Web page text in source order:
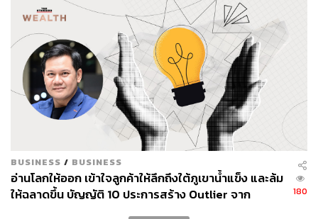
BUSINESS / BUSINESS
อ่านโลกให้ออก เข้าใจลูกค้าให้ลึกถึงใต้ภูเขาน้ำแข็ง และล้ม
ให้ฉลาดขึ้น บัญญัติ 10 ประการสร้าง Outlier จาก
180